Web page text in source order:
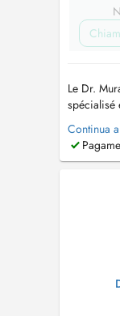
Le Dr.
spécialisé
(fondé
Continua